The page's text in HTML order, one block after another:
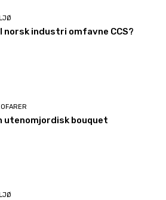
norsk industri omfavne CCS?
utenomjordisk bouquet